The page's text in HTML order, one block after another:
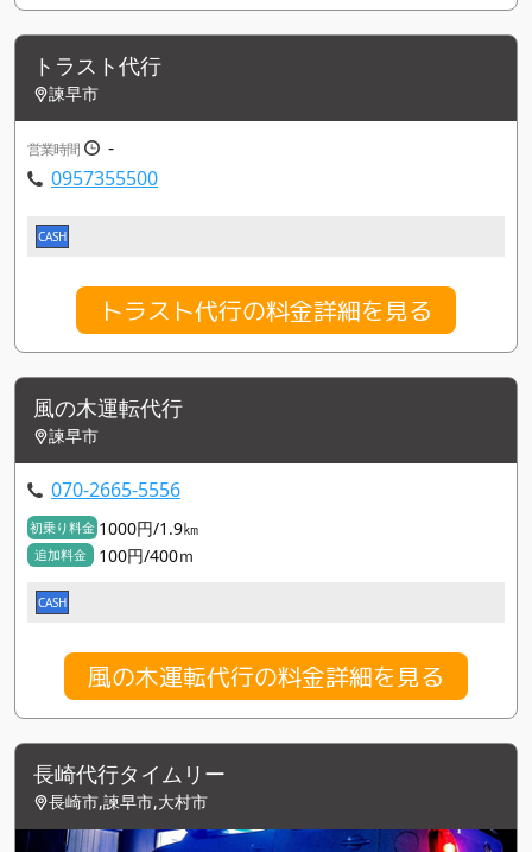
トラスト代行
諫早市
営業時間
-
0957355500
CASH
トラスト代行の料金詳細を見る
風の木運転代行
諫早市
070-2665-5556
初乗り料金 1000円/1.9㎞
追加料金 100円/400ｍ
CASH
風の木運転代行の料金詳細を見る
長崎代行タイムリー
長崎市,諫早市,大村市